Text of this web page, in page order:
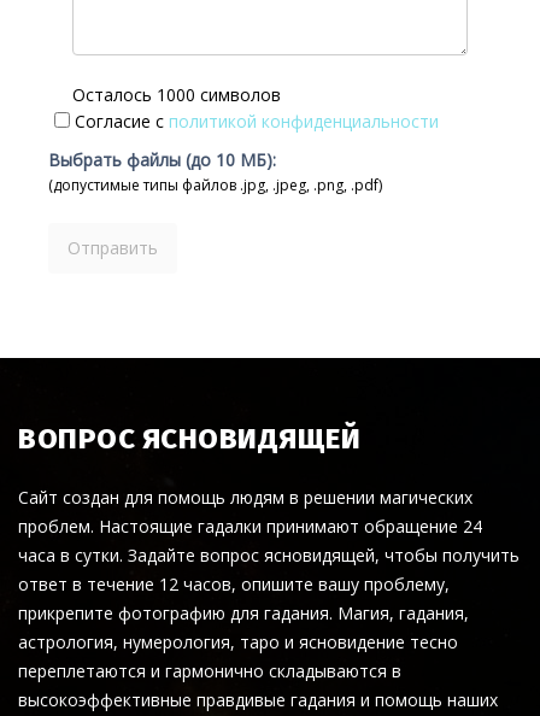
Осталось 1000 символов
Согласие с политикой конфиденциальности
Выбрать файлы (до 10 МБ):
(допустимые типы файлов .jpg, .jpeg, .png, .pdf)
ВОПРОС ЯСНОВИДЯЩЕЙ
Сайт создан для помощь людям в решении магических
проблем. Настоящие гадалки принимают обращение 24
часа в сутки. Задайте вопрос ясновидящей, чтобы получить
ответ в течение 12 часов, опишите вашу проблему,
прикрепите фотографию для гадания. Магия, гадания,
астрология, нумерология, таро и ясновидение тесно
переплетаются и гармонично складываются в
высокоэффективные правдивые гадания и помощь наших